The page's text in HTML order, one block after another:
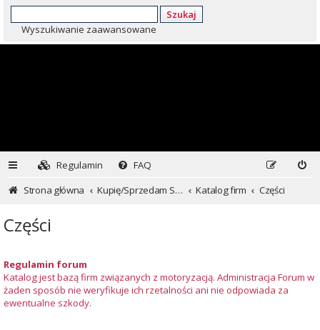
Szukaj
Wyszukiwanie zaawansowane
Regulamin
FAQ
Strona główna
Kupię/Sprzedam Subaru i nie tylko... Katalog firm Części
Części
Regulamin forum
Katalog jest bazą firm związanych z motoryzacją. Administracja Forum w
żaden sposób nie weryfikuje ich rzetalności ani nie odpowiada za
ewentualne szkody.